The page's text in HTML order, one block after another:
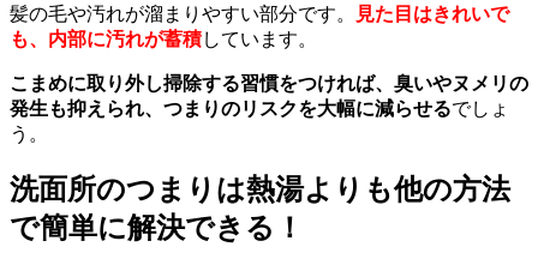
髪の毛や汚れが溜まりやすい部分です。
見た目はきれいで
も、内部に汚れが蓄積しています。
こまめに取り外し掃除する習慣をつければ、臭いやヌメリの
発生も抑えられ、つまりのリスクを大幅に減らせるでしょ
う。
洗面所のつまりは熱湯よりも他の方法
で簡単に解決できる！